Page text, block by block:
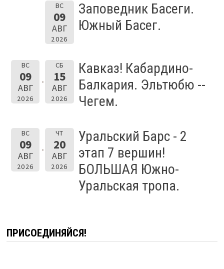
ВС
09
АВГ
2026
Заповедник Басеги.
Южный Басег.
ВС
09
АВГ
2026
СБ
15
АВГ
2026
Кавказ! Кабардино-
Балкария. Эльтюбю --
Чегем.
ВС
09
АВГ
2026
ЧТ
20
АВГ
2026
Уральский Барс - 2
этап 7 вершин!
БОЛЬШАЯ Южно-
Уральская тропа.
ПРИСОЕДИНЯЙСЯ!